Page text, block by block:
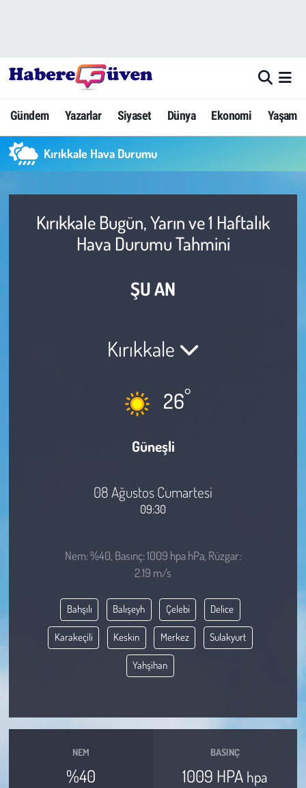
Gündem Yazarlar Siyaset Dünya Ekonomi Yaşam
Kırıkkale Hava Durumu
Kırıkkale Bugün, Yarın ve 1 Haftalık
Hava Durumu Tahmini
ŞU AN
Kırıkkale
26°
Güneşli
08 Ağustos Cumartesi
09:30
Nem: %40, Basınç: 1009 hpa hPa, Rüzgar:
2.19 m/s
Bahşılı Balışeyh Çelebi Delice
Karakeçili Keskin Merkez Sulakyurt
Yahşihan
NEM
%40
BASINÇ
1009 HPA hpa
Yazarlar
Dünya
Siyaset
Ekonomi
Yaşam
Hayvan Hakları
Çevre
Günün İçinden
Vefat İlanları
Hava Durumu
Trafik Durumu
Süper Lig Puan Durumu ve Fikstür
Tüm Manşetler
Son Dakika Haberleri